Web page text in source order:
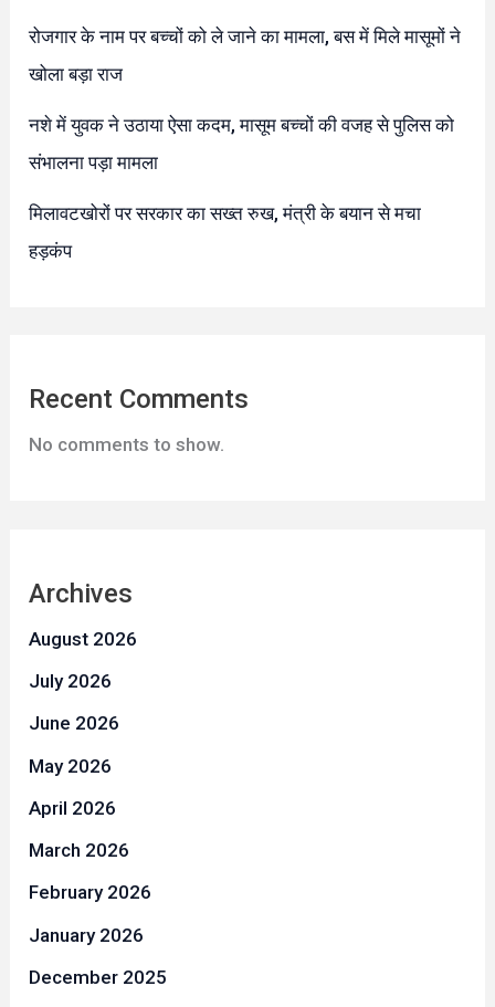
रोजगार के नाम पर बच्चों को ले जाने का मामला, बस में मिले मासूमों ने
खोला बड़ा राज
नशे में युवक ने उठाया ऐसा कदम, मासूम बच्चों की वजह से पुलिस को
संभालना पड़ा मामला
मिलावटखोरों पर सरकार का सख्त रुख, मंत्री के बयान से मचा
हड़कंप
Recent Comments
No comments to show.
Archives
August 2026
July 2026
June 2026
May 2026
April 2026
March 2026
February 2026
January 2026
December 2025